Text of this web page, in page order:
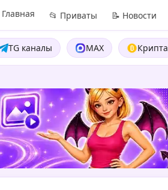
📂 Приваты 📝 Новости
TG каналы MAX Крипта